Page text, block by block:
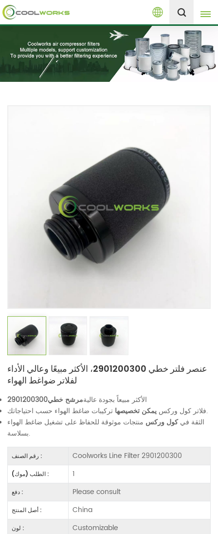
العربية
English
español
Melayu
+8613525046291
عنصر فلتر خطي 2901200300، الأكثر مبيعًا وعالي الأداء
لفلاتر ضواغط الهواء
الأكثر مبيعاً بجودة عاليةمرشح خطي2901200300
فلاتر كول وركس يمكن تخصيصها
تركيبات ضاغط الهواء حسب احتياجاتك.
الثقة فيكول وركس منتجات موثوقة للحفاظ على تشغيل ضاغط الهواء
بسلاسة.
رقم الصنف : Coolworks Line Filter 2901200300
الطلب (موك) : 1
دفع : Please consult
أصل المنتج : China
لون : Customizable